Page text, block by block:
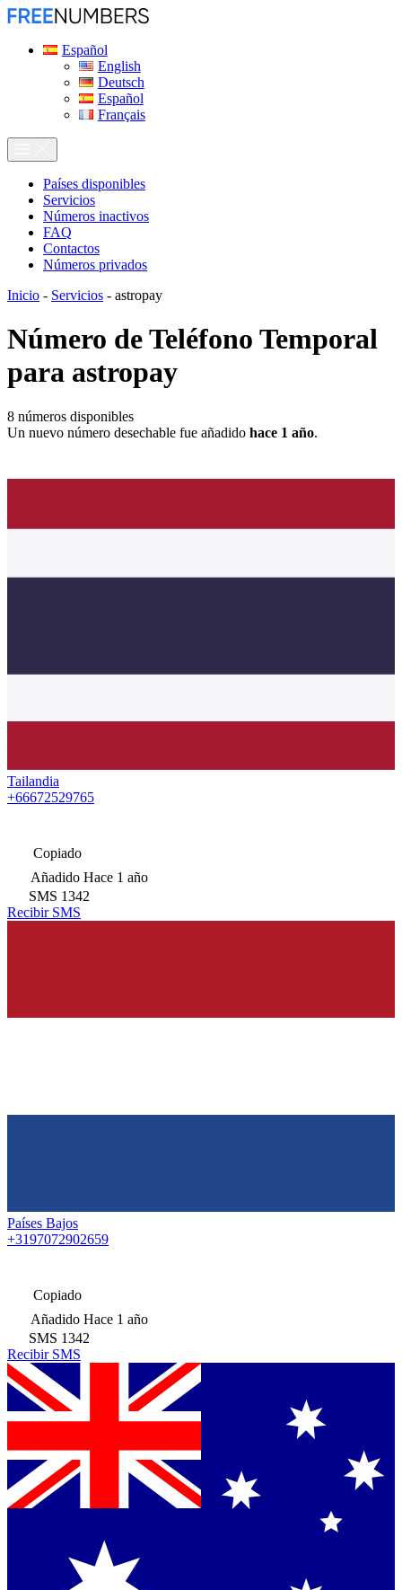
Español
English
Deutsch
Español
Français
Países disponibles
Servicios
Números inactivos
FAQ
Contactos
Números privados
Inicio - Servicios - astropay
Número de Teléfono Temporal
para astropay
8 números disponibles
Un nuevo número desechable fue añadido hace 1 año.
Tailandia
+66672529765
Copiado
Añadido Hace 1 año
SMS 1342
Recibir SMS
Países Bajos
+3197072902659
Copiado
Añadido Hace 1 año
SMS 1342
Recibir SMS